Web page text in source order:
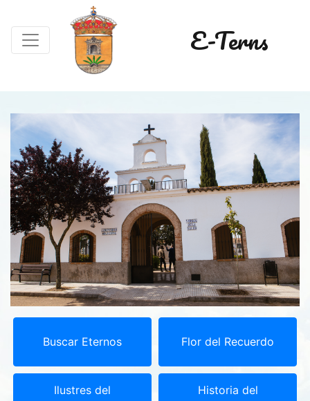
E-Terns
Buscar Eternos Flor del Recuerdo
Ilustres del
Historia del